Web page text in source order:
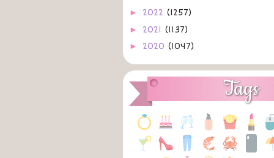
► 2022 (1257)
► 2021 (1137)
► 2020 (1047)
►2019(1064)
►2018(1008)
►
►2016(487)
►2015(424)
►2014(403)
Tags